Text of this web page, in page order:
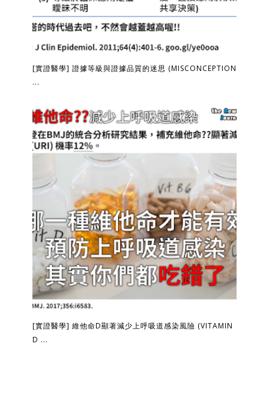
[實證醫學] 證據等級與證據品質的迷思 (MISCONCEPTION
...
[實證醫學] 維他命D顯著減少上呼吸道感染風險 (VITAMIN
D ...